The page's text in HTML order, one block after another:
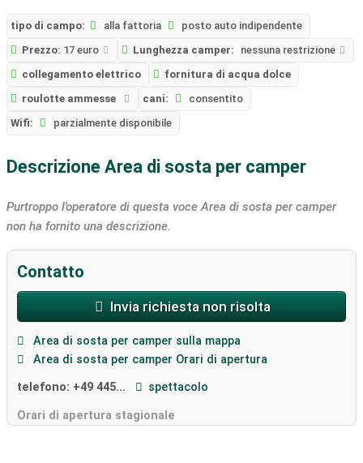
tipo di campo: alla fattoria
posto auto indipendente
Prezzo: 17 euro Lunghezza camper:
nessuna restrizione
collegamento elettrico
fornitura di acqua dolce
roulotte ammesse
cani:
consentito
Wifi:
parzialmente disponibile
Descrizione Area di sosta per camper
Purtroppo l'operatore di questa voce Area di sosta per camper
non ha fornito una descrizione.
Contatto
Invia richiesta non risolta
Area di sosta per camper sulla mappa
Area di sosta per camper Orari di apertura
telefono: +49 445... spettacolo
Orari di apertura stagionale